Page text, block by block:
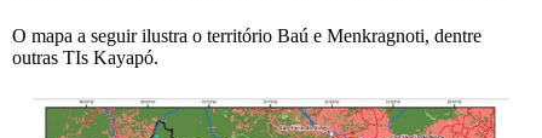
O mapa a seguir ilustra o território Baú e Menkragnoti, dentre
outras TIs Kayapó.